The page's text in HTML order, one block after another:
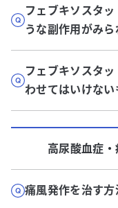
フェブキソスタ
うな副作用がみら
フェブキソスタ
わせてはいけない
高尿酸血症・
痛風発作を治す方